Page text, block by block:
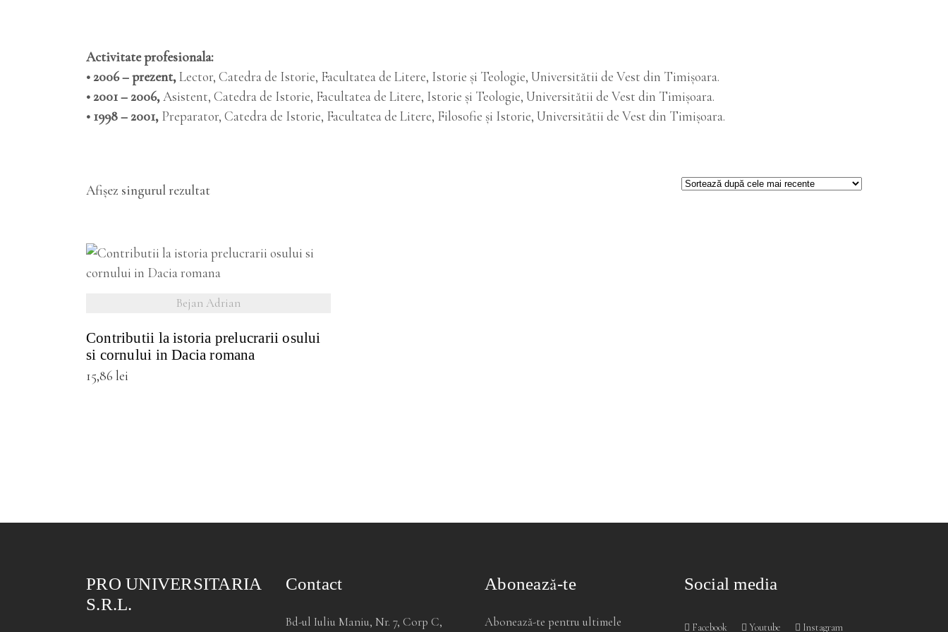
Activitate profesionala:
• 2006 – prezent,Lector, Catedra de Istorie, Facultatea de Litere, Istorie şi Teologie, Universitătii de Vest din Timişoara.
• 2001 – 2006,Asistent, Catedra de Istorie, Facultatea de Litere, Istorie şi Teologie, Universitătii de Vest din Timişoara.
• 1998 – 2001, Preparator, Catedra de Istorie, Facultatea de Litere, Filosofie şi Istorie, Universitătii de Vest din Timişoara.
Afișez singurul rezultat
Bejan Adrian
VEZI DETALII
Contributii la istoria prelucrarii osului
si cornului in Dacia romana
15,86 lei
PRO UNIVERSITARIA
S.R.L.
Contact
Bd-ul Iuliu Maniu, Nr. 7, Corp C,
Abonează-te
Abonează-te pentru ultimele
Social media
Facebook Youtube Instagram